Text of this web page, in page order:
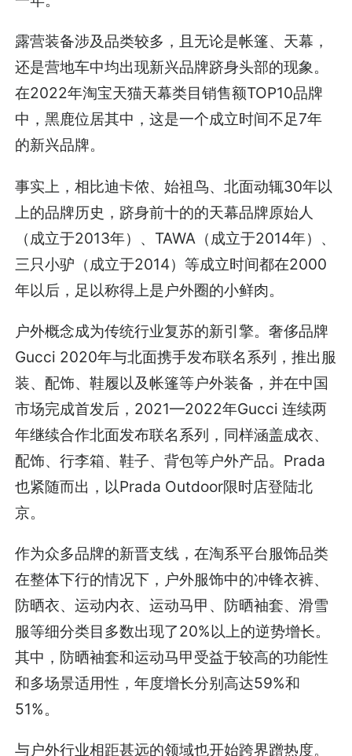
露营装备涉及品类较多，且无论是帐篷、天幕，
还是营地车中均出现新兴品牌跻身头部的现象。
在2022年淘宝天猫天幕类目销售额TOP10品牌
中，黑鹿位居其中，这是一个成立时间不足7年
的新兴品牌。
事实上，相比迪卡侬、始祖鸟、北面动辄30年以
上的品牌历史，跻身前十的的天幕品牌原始人
（成立于2013年）、TAWA（成立于2014年）、
三只小驴（成立于2014）等成立时间都在2000
年以后，足以称得上是户外圈的小鲜肉。
户外概念成为传统行业复苏的新引擎。奢侈品牌
Gucci 2020年与北面携手发布联名系列，推出服
装、配饰、鞋履以及帐篷等户外装备，并在中国
市场完成首发后，2021—2022年Gucci 连续两
年继续合作北面发布联名系列，同样涵盖成衣、
配饰、行李箱、鞋子、背包等户外产品。Prada
也紧随而出，以Prada Outdoor限时店登陆北
京。
作为众多品牌的新晋支线，在淘系平台服饰品类
在整体下行的情况下，户外服饰中的冲锋衣裤、
防晒衣、运动内衣、运动马甲、防晒袖套、滑雪
服等细分类目多数出现了20%以上的逆势增长。
其中，防晒袖套和运动马甲受益于较高的功能性
和多场景适用性，年度增长分别高达59%和
51%。
与户外行业相距甚远的领域也开始跨界蹭热度。